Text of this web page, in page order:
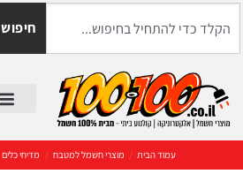
חיפוש
עמוד הבית / מוצרי חשמל למטבח / מדיחי כלים